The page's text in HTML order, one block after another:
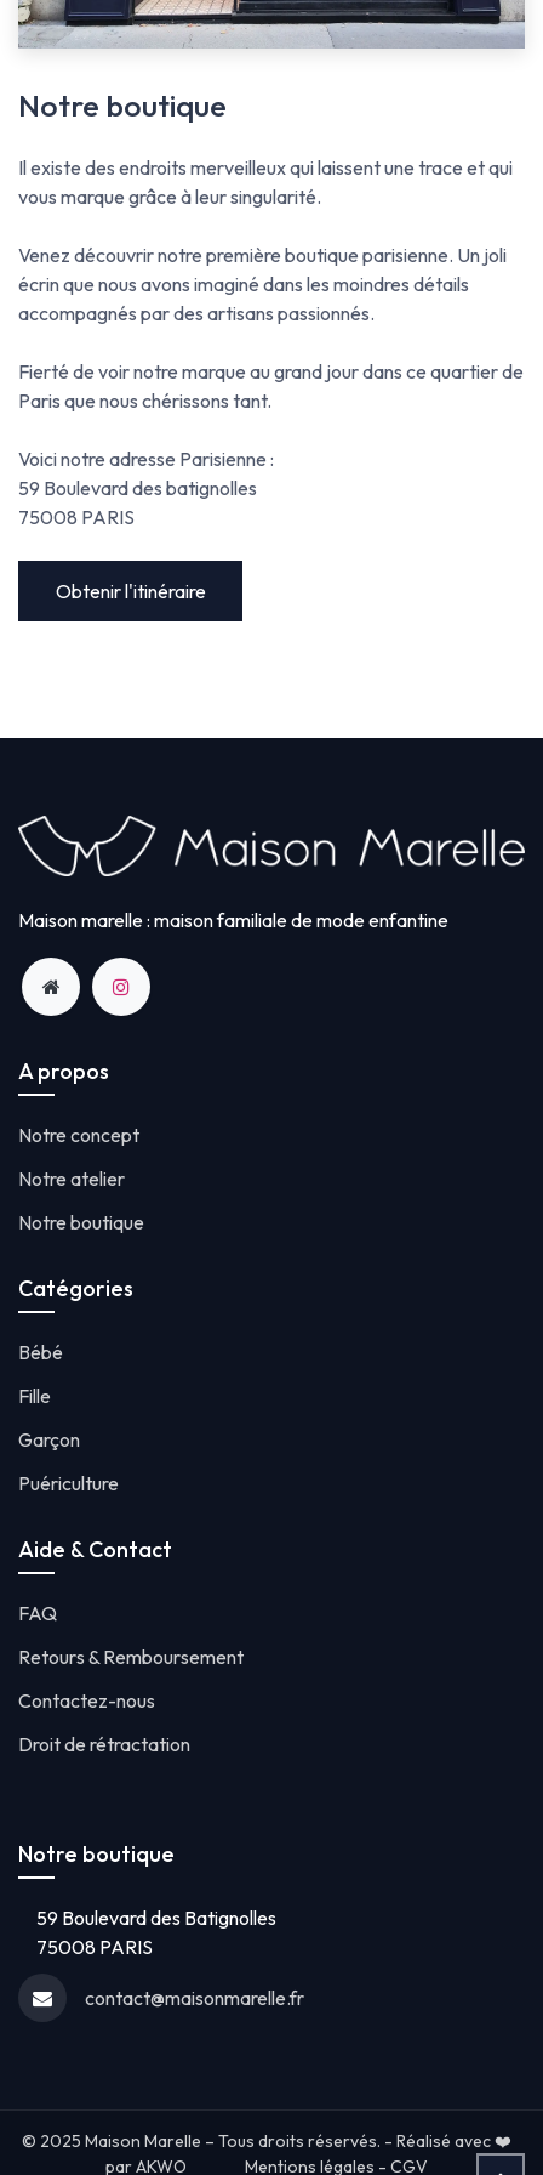
Notre boutique
Il existe des endroits merveilleux qui laissent une trace et qui
vous marque grâce à leur singularité.
Venez découvrir notre première boutique parisienne. Un joli
écrin que nous avons imaginé dans les moindres détails
accompagnés par des artisans passionnés.
Fierté de voir notre marque au grand jour dans ce quartier de
Paris que nous chérissons tant.
Voici notre adresse Parisienne :
59 Boulevard des batignolles
75008 PARIS
Obtenir l'itinéraire
Maison marelle : maison familiale de mode enfantine
A propos
Notre concept
Notre atelier
Notre boutique
Catégories
Bébé
Fille
Garçon
Puériculture
Aide & Contact
FAQ
Retours & Remboursement
Contactez-nous
Droit de rétractation
Notre boutique
59 Boulevard des Batignolles
75008 PARIS
contact@maisonmarelle.fr
© 2025 Maison Marelle – Tous droits réservés. - Réalisé avec ❤️
par AKWO
Mentions légales - CGV